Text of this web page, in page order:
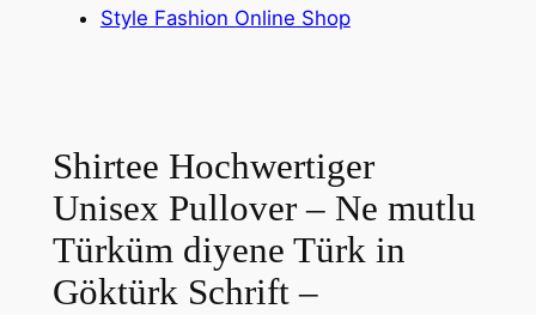
Style Fashion Online Shop
Shirtee Hochwertiger
Unisex Pullover – Ne mutlu
Türküm diyene Türk in
Göktürk Schrift –